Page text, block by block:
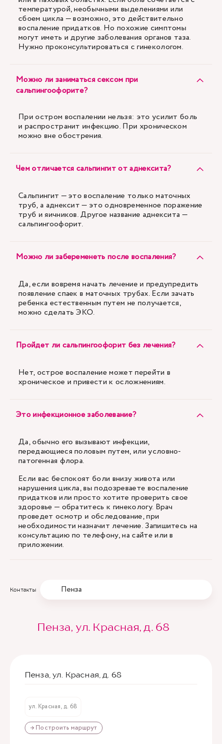
температурой, необычными выделениями или
сбоем цикла — возможно, это действительно
воспаление придатков. Но похожие симптомы
могут иметь и другие заболевания органов таза.
Нужно проконсультироваться с гинекологом.
Можно ли заниматься сексом при
сальпингоофорите?
При остром воспалении нельзя: это усилит боль
и распространит инфекцию. При хроническом
можно вне обострения.
Чем отличается сальпингит от аднексита?
Сальпингит — это воспаление только маточных
труб, а аднексит — это одновременное поражение
труб и яичников. Другое название аднексита —
сальпингоофорит.
Можно ли забеременеть после воспаления?
Да, если вовремя начать лечение и предупредить
появление спаек в маточных трубах. Если зачать
ребенка естественным путем не получается,
можно сделать ЭКО.
Пройдет ли сальпингоофорит без лечения?
Нет, острое воспаление может перейти в
хроническое и привести к осложнениям.
Это инфекционное заболевание?
Да, обычно его вызывают инфекции,
передающиеся половым путем, или условно-
патогенная флора.
Если вас беспокоят боли внизу живота или
нарушения цикла, вы подозреваете воспаление
придатков или просто хотите проверить свое
здоровье — обратитесь к гинекологу. Врач
проведет осмотр и обследование, при
необходимости назначит лечение. Запишитесь на
консультацию по телефону, на сайте или в
приложении.
Контакты Пенза
Пенза, ул. Красная, д. 68
Пенза, ул. Красная, д. 68
ул. Красная, д. 68
→ Построить маршрут